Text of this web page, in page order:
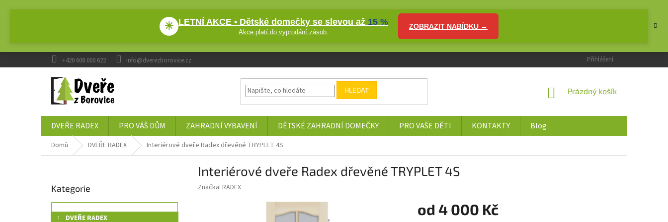
☀ LETNÍ AKCE • Dětské domečky se slevou až 15 %
Akce platí do vyprodání zásob.
ZOBRAZIT NABÍDKU →
+420 608 000 622 info@dverezborovice.cz Přihlášení
HLEDAT
NÁKUPNÍ
Prázdný košík
DVEŘE RADEX PRO VÁŠ DŮM ZAHRADNÍ VYBAVENÍ DĚTSKÉ ZAHRADNÍ DOMEČKY PRO VAŠE DĚTI KONTAKTY Blog
Domů DVEŘE RADEX Interiérové dveře Radex dřevěné TRYPLET 4S
kategorie
Kategorie
DVEŘE RADEX
Interiérové dveře Radex dřevěné TRYPLET 4S
Značka: RADEX
od 4 000 Kč